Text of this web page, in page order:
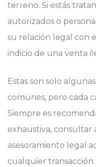
terreno. Si estás
autorizados o
su relación legal con
indicio de una venta
Estas son solo
comunes, pero cada
Siempre es
exhaustiva, consultar
asesoramiento legal
cualquier